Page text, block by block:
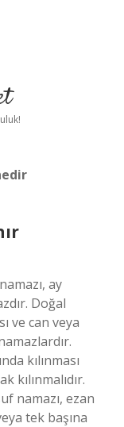
ay
Doğal
ve can veya
kılınması
kılınmalıdır.
namazı, ezan
tek başına